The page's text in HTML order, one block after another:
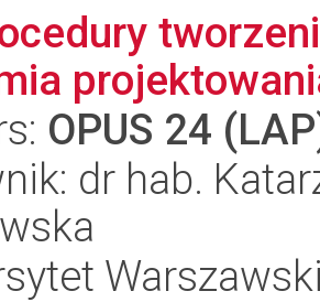
OPUS 24
dr hab.